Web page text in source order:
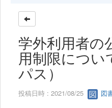
学外利用者の
用制限につい
パス）
投稿日時 : 2021/08/25 図